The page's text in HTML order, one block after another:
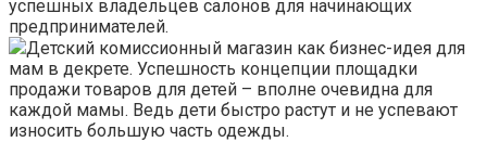
успешных владельцев салонов для начинающих
предпринимателей.
Детский комиссионный магазин как бизнес-идея для
мам в декрете. Успешность концепции площадки
продажи товаров для детей – вполне очевидна для
каждой мамы. Ведь дети быстро растут и не успевают
износить большую часть одежды.